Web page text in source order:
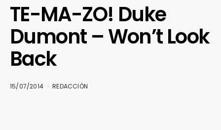
TE-MA-ZO! Duke
Dumont – Won’t Look
Back
15/07/2014 REDACCIÓN